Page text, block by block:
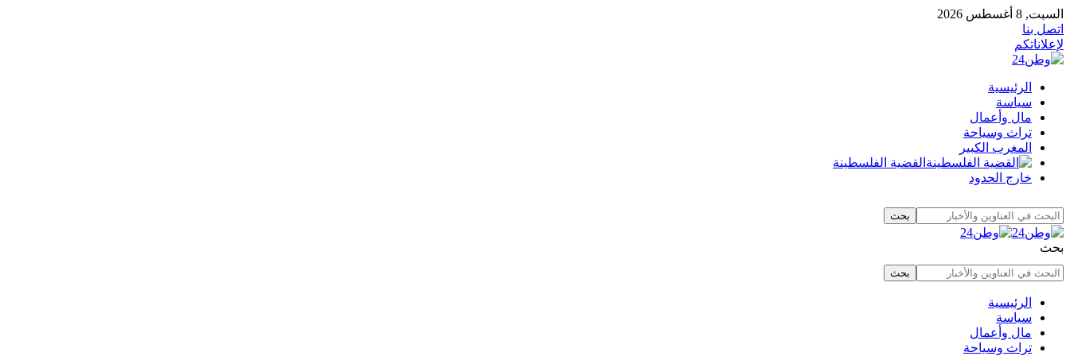
السبت, 8 أغسطس 2026
اتصل بنا
لإعلاناتكم
الرئيسية
سياسة
مال وأعمال
تراث وسياحة
المغرب الكبير
القضية الفلسطينة
خارج الحدود
بحث
الرئيسية
سياسة
مال وأعمال
تراث وسياحة